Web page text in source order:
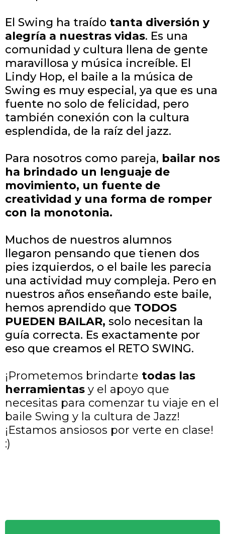
El Swing ha traído tanta diversión y
alegría a nuestras vidas. Es una
comunidad y cultura llena de gente
maravillosa y música increíble. El
Lindy Hop, el baile a la música de
Swing es muy especial, ya que es una
fuente no solo de felicidad, pero
también conexión con la cultura
esplendida, de la raíz del jazz.
Para nosotros como pareja, bailar nos
ha brindado un lenguaje de
movimiento, un fuente de
creatividad y una forma de romper
con la monotonia.
Muchos de nuestros alumnos
llegaron pensando que tienen dos
pies izquierdos, o el baile les parecia
una actividad muy compleja. Pero en
nuestros años enseñando este baile,
hemos aprendido que TODOS
PUEDEN BAILAR, solo necesitan la
guía correcta. Es exactamente por
eso que creamos el RETO SWING.
¡Prometemos brindarte todas las
herramientas y el apoyo que
necesitas para comenzar tu viaje en el
baile Swing y la cultura de Jazz!
¡Estamos ansiosos por verte en clase!
:)